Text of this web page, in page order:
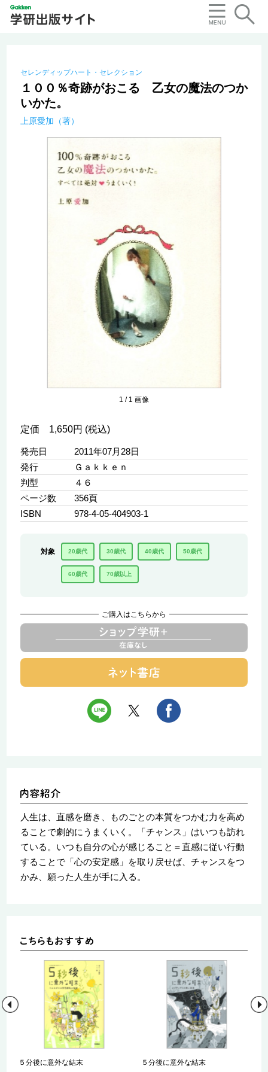
セレンディップハート・セレクション
１００％奇跡がおこる 乙女の魔法のつか
いかた。
上原愛加（著）
1 / 1 画像
定価 1,650円 (税込)
発売日
2011年07月28日
発行
Ｇａｋｋｅｎ
判型
４６
ページ数
356頁
ISBN
978-4-05-404903-1
対象 20歳代 30歳代 40歳代 50歳代
60歳代 70歳以上
ご購入はこちらから
人生は、直感を磨き、ものごとの本質をつかむ力を高め
ることで劇的にうまくいく。「チャンス」はいつも訪れ
ている。いつも自分の心が感じること＝直感に従い行動
することで「心の安定感」を取り戻せば、チャンスをつ
かみ、願った人生が手に入る。
５分後に意外な結末 ５分後に意外な結末